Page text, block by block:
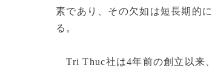
素であり、その欠如は短長期的
る。
Tri Thuc社は4年前の創立以来